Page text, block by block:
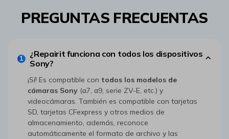
PREGUNTAS FRECUENTAS
1
¿Repairit funciona con todos los dispositivos
Sony?󠀲󠀢󠀠󠀦󠀳󠀰
¡Sí!󠀲󠀢󠀠󠀧󠀳 Es compatible con todos los modelos de
cámaras Sony (α7, α9, serie ZV-E, etc.) y
videocámaras.󠀲󠀢󠀠󠀨 También es compatible con tarjetas
SD, tarjetas CFexpress y otros medios de
almacenamiento, además, reconoce
automáticamente el formato de archivo y las